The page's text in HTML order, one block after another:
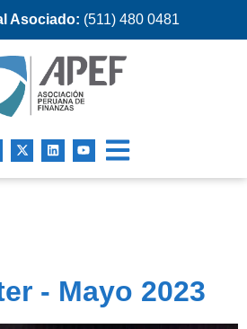
Asociado: (511) 480 0481
- Mayo 2023